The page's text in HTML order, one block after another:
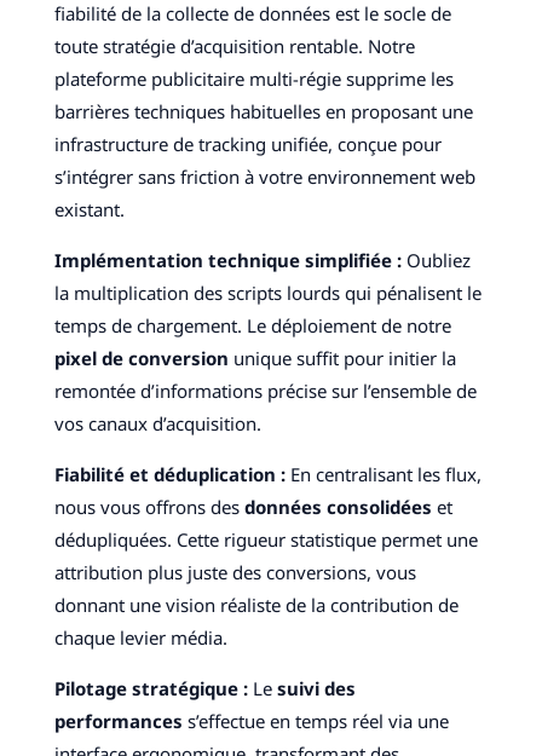
fiabilité de la collecte de données est le socle de
toute stratégie d’acquisition rentable. Notre
plateforme publicitaire multi-régie supprime les
barrières techniques habituelles en proposant une
infrastructure de tracking unifiée, conçue pour
s’intégrer sans friction à votre environnement web
existant.
Implémentation technique simplifiée : Oubliez
la multiplication des scripts lourds qui pénalisent le
temps de chargement. Le déploiement de notre
pixel de conversion unique suffit pour initier la
remontée d’informations précise sur l’ensemble de
vos canaux d’acquisition.
Fiabilité et déduplication :En centralisant les flux,
nous vous offrons des données consolidées et
dédupliquées. Cette rigueur statistique permet une
attribution plus juste des conversions, vous
donnant une vision réaliste de la contribution de
chaque levier média.
Pilotage stratégique : Le suivi des
performances s’effectue en temps réel via une